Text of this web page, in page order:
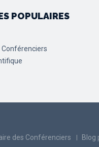
POPULAIRES
des Conférenciers Blog